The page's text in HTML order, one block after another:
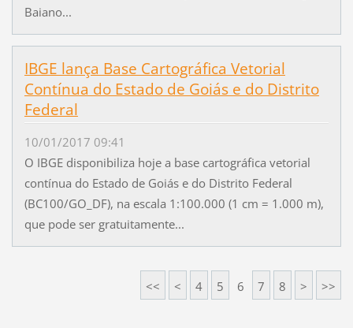
Baiano...
IBGE lança Base Cartográfica Vetorial
Contínua do Estado de Goiás e do Distrito
Federal
10/01/2017 09:41
O IBGE disponibiliza hoje a base cartográfica vetorial
contínua do Estado de Goiás e do Distrito Federal
(BC100/GO_DF), na escala 1:100.000 (1 cm = 1.000 m),
que pode ser gratuitamente...
<< < 4 5 6 7 8 > >>